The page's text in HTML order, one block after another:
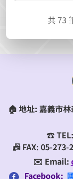
共73
🏠 地址: 嘉義市
☎️TEL:
📠 FAX: 05-
✉️ Email:
Facebook: